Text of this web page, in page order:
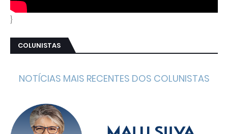
}
COLUNISTAS
NOTÍCIAS MAIS RECENTES DOS COLUNISTAS